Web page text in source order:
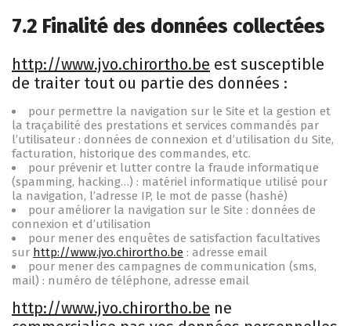
7.2 Finalité des données collectées
http://www.jvo.chirortho.be est susceptible
de traiter tout ou partie des données :
pour permettre la navigation sur le Site et la gestion et
la traçabilité des prestations et services commandés par
l’utilisateur : données de connexion et d’utilisation du Site,
facturation, historique des commandes, etc.
pour prévenir et lutter contre la fraude informatique
(spamming, hacking…) : matériel informatique utilisé pour
la navigation, l’adresse IP, le mot de passe (hashé)
pour améliorer la navigation sur le Site : données de
connexion et d’utilisation
pour mener des enquêtes de satisfaction facultatives
sur http://www.jvo.chirortho.be : adresse email
pour mener des campagnes de communication (sms,
mail) : numéro de téléphone, adresse email
http://www.jvo.chirortho.be ne